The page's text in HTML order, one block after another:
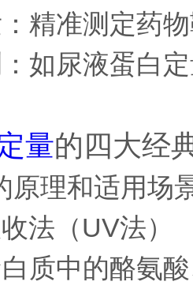
精准测定药
如尿液蛋白
量的四大经
原理和适用场
法（UV法）
质中的酪氨